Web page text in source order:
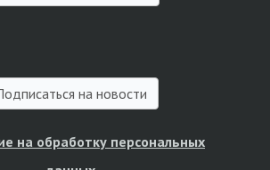
на новости
на обработку персональных